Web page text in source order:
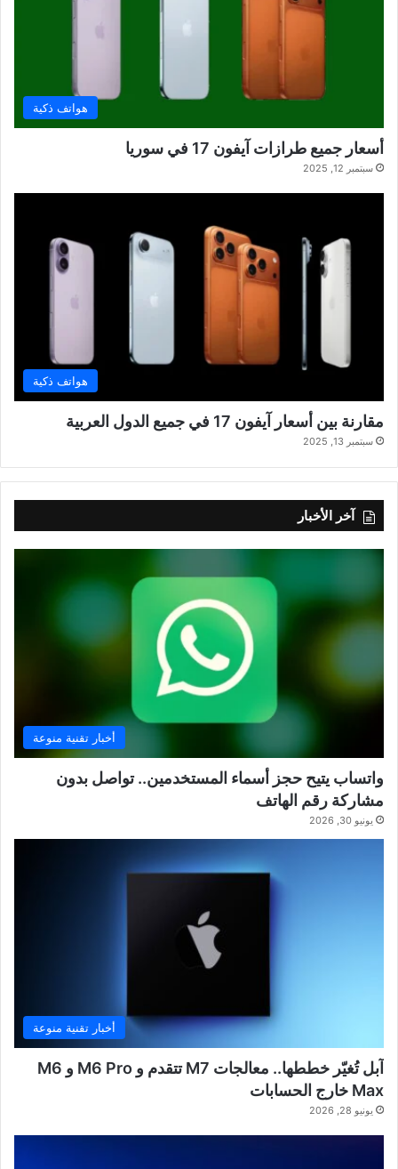
هواتف ذكية
أسعار جميع طرازات آيفون 17 في سوريا
سبتمبر 12, 2025
هواتف ذكية
مقارنة بين أسعار آيفون 17 في جميع الدول العربية
سبتمبر 13, 2025
آخر الأخبار
أخبار تقنية منوعة
واتساب يتيح حجز أسماء المستخدمين.. تواصل بدون
مشاركة رقم الهاتف
يونيو 30, 2026
أخبار تقنية منوعة
آبل تُغيّر خططها.. معالجات M7 تتقدم و M6 Pro و M6
Max خارج الحسابات
يونيو 28, 2026